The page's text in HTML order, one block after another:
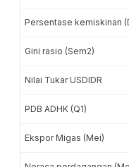
Persentase kemiskinan
Gini rasio (Sem2)
Nilai Tukar USDIDR
PDB ADHK (Q1)
Ekspor Migas (Mei)